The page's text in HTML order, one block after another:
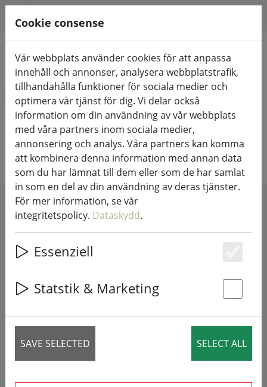
Sök produkter
Home Boende Stearinljus & lyktor
Stearinljus och lyktor
SHOW FILTERS
SALE
Cookie consense
Vår webbplats använder cookies för att anpassa
innehåll och annonser, analysera webbplatstrafik,
tillhandahålla funktioner för sociala medier och
optimera vår tjänst för dig. Vi delar också
information om din användning av vår webbplats
med våra partners inom sociala medier,
annonsering och analys. Våra partners kan komma
att kombinera denna information med annan data
som du har lämnat till dem eller som de har samlat
in som en del av din användning av deras tjänster.
För mer information, se vår
integritetspolicy. Dataskydd.
Essenziell
Statstik & Marketing
SAVE SELECTED SELECT ALL